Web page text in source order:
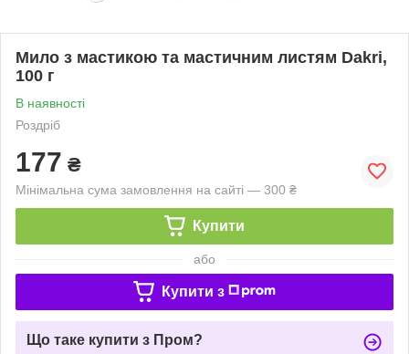
Мило з мастикою та мастичним листям Dakri,
100 г
В наявності
Роздріб
177 ₴
Мінімальна сума замовлення на сайті — 300 ₴
Купити
або
Купити з
Що таке купити з Пром?